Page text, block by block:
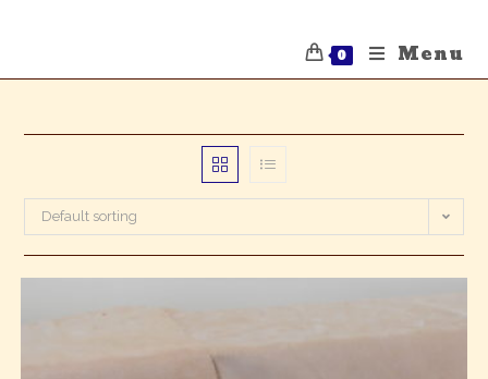
0 Menu
Default sorting